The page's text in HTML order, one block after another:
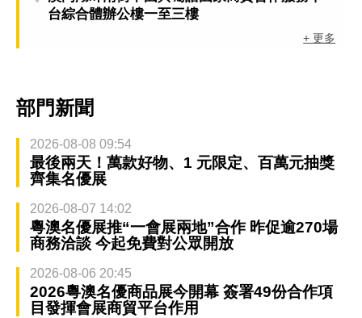
台綜合體辦公樓一至三樓
+ 更多
部門新聞
2026-08-08 09:54
最後兩天！萬款好物、1 元限定、百萬元抽獎
齊集名優展
2026-08-07 14:02
粵澳名優展推“一會展兩地”合作 昨促逾270場
商務洽談 今起免費對公眾開放
2026-08-06 20:45
2026粵澳名優商品展今開幕 簽署49份合作項
目發揮會展商貿平台作用